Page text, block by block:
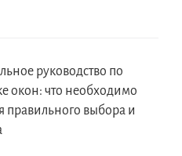
руководство по
окон: что необходимо
правильного выбора и